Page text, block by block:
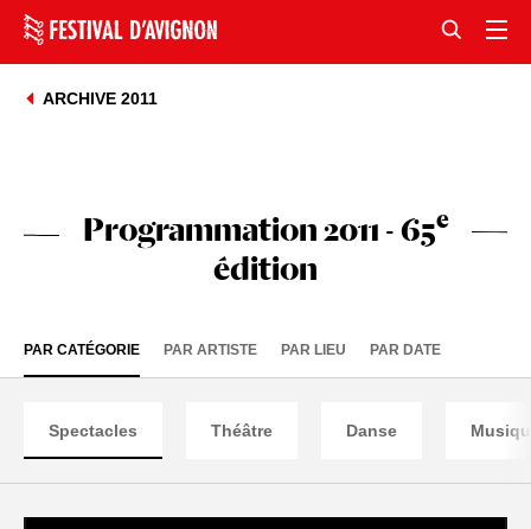
ARCHIVE 2011
Programmation 2011 - 65e
édition
PAR CATÉGORIE PAR ARTISTE PAR LIEU PAR DATE
Spectacles Théâtre Danse